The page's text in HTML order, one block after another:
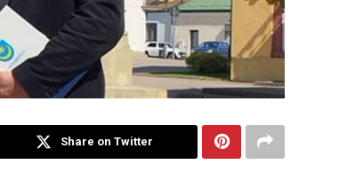
Share on Twitter